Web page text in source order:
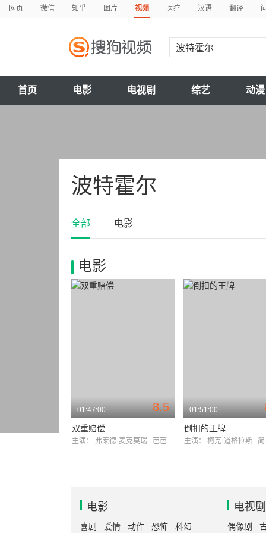
网页 微信 知乎 图片 视频 医疗 汉语 翻译
首页 电影 电视剧 综艺 动漫
波特霍尔
全部 电影
电影
8.5
01:47:00
双重赔偿
主演： 弗莱德·麦克莫瑞 芭芭拉·斯坦威克
01:51:00
倒扣的王牌
主演： 柯克·道格拉斯 简·
电影
喜剧 爱情 动作 恐怖 科幻
电视剧
偶像剧